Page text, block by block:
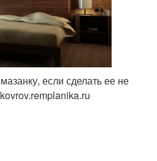
если сделать ее не